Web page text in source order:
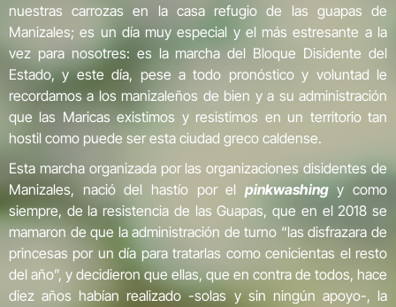
nuestras carrozas en la casa refugio de las guapas de
Manizales; es un día muy especial y el más estresante a la
vez para nosotres: es la marcha del Bloque Disidente del
Estado, y este día, pese a todo pronóstico y voluntad le
recordamos a los manizaleños de bien y a su administración
que las Maricas existimos y resistimos en un territorio tan
hostil como puede ser esta ciudad greco caldense.
Esta marcha organizada por las organizaciones disidentes de
Manizales, nació del hastío por el pinkwashingy como
siempre, de la resistencia de las Guapas, que en el 2018 se
mamaron de que la administración de turno “las disfrazara de
princesas por un día para tratarlas como cenicientas el resto
del año”, y decidieron que ellas, que en contra de todos, hace
diez años habían realizado -solas y sin ningún apoyo-, la